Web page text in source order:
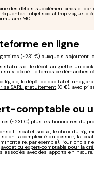
des délais supplémentaires et
: objet social trop vague,
M0.
en ligne
(~231 €) auxquels s'ajoutent
et le dépôt au greffe. Un
dédié. Le temps de démarches
le dépôt de capital et une
sa SARL gratuitement (0 €), avec
comptable ou
(~231 €) plus les honoraires du
fiscal et social, le choix du
la complexité du dossier, la
par exemple). Pour choisir
avocat ou expert-comptable pour la
avec des apports en